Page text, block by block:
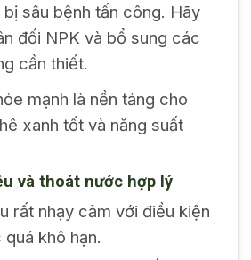
sâu bệnh tấn công. Hãy
đối NPK và bổ sung các
cần thiết.
mạnh là nền tảng cho
xanh tốt và năng suất
và thoát nước hợp lý
rất nhạy cảm với điều kiện
khô hạn.